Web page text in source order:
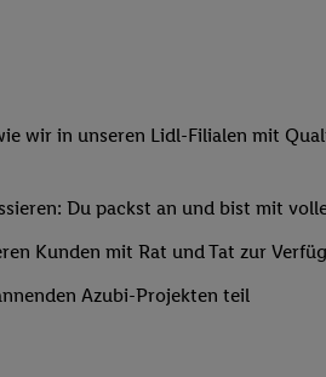
wir in unseren Lidl-Filialen mit
Du packst an und bist mit
Kunden mit Rat und Tat zur
Azubi-Projekten teil